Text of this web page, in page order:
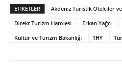
ETIKETLER Akdeniz Turistik Otelciler
Direkt Turizm Hamlesi
Erkan Yağcı
Kültür ve Turizm Bakanlığı
THY